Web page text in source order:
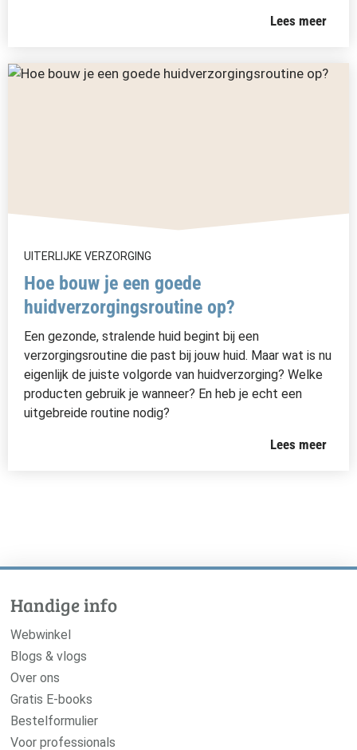
Lees meer
UITERLIJKE VERZORGING
Hoe bouw je een goede
huidverzorgingsroutine op?
Een gezonde, stralende huid begint bij een
verzorgingsroutine die past bij jouw huid. Maar wat is nu
eigenlijk de juiste volgorde van huidverzorging? Welke
producten gebruik je wanneer? En heb je echt een
uitgebreide routine nodig?
Lees meer
Handige info
Webwinkel
Blogs & vlogs
Over ons
Gratis E-books
Bestelformulier
Voor professionals